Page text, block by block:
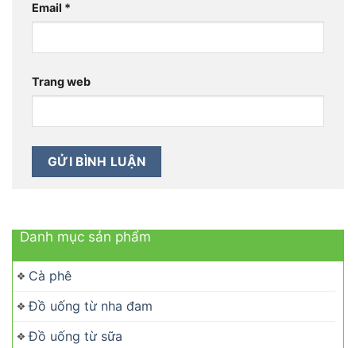
Email *
Trang web
Danh mục sản phẩm
Cà phê
Đồ uống từ nha đam
Đồ uống từ sữa